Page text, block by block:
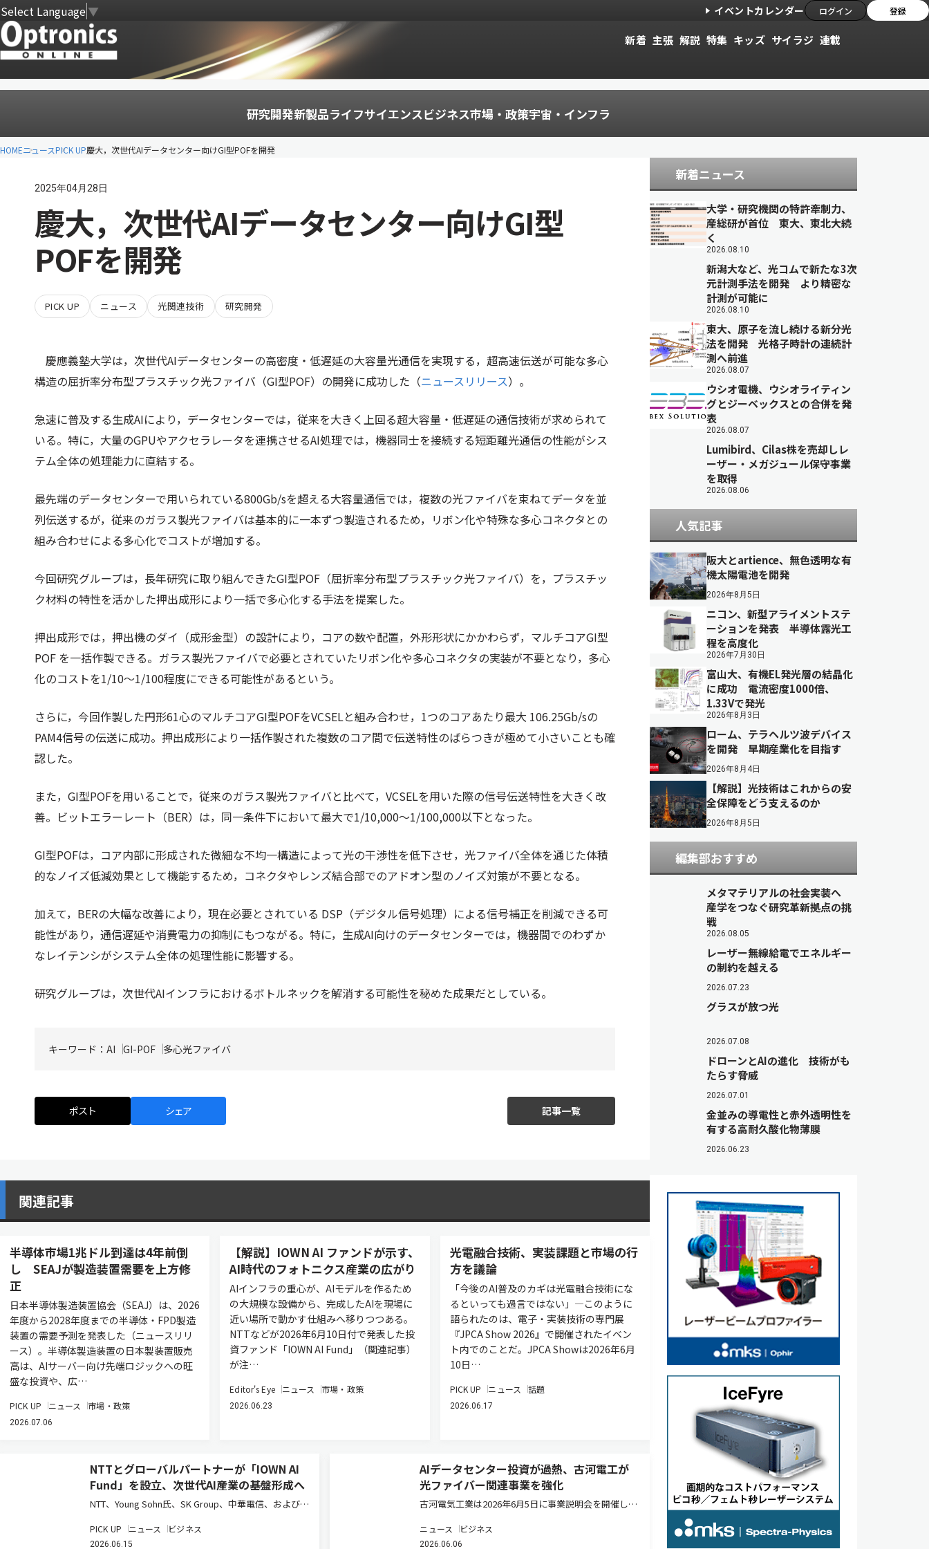
Select Language▼ イベントカレンダー ログイン 登録
新着 主張 解説 特集 キッズ サイラジ 連載
研究開発新製品ライフサイエンスビジネス市場・政策宇宙・インフラ
HOMEニュースPICK UP慶大，次世代AIデータセンター向けGI型POFを開発
2025年04月28日
慶大，次世代AIデータセンター向けGI型
POFを開発
PICK UP ニュース 光関連技術 研究開発
慶應義塾大学は，次世代AIデータセンターの高密度・低遅延の大容量光通信を実現する，超高速伝送が可能な多心
構造の屈折率分布型プラスチック光ファイバ（GI型POF）の開発に成功した（ニュースリリース）。
急速に普及する生成AIにより，データセンターでは，従来を大きく上回る超大容量・低遅延の通信技術が求められて
いる。特に，大量のGPUやアクセラレータを連携させるAI処理では，機器同士を接続する短距離光通信の性能がシス
テム全体の処理能力に直結する。
最先端のデータセンターで用いられている800Gb/sを超える大容量通信では，複数の光ファイバを束ねてデータを並
列伝送するが，従来のガラス製光ファイバは基本的に一本ずつ製造されるため，リボン化や特殊な多心コネクタとの
組み合わせによる多心化でコストが増加する。
今回研究グループは，長年研究に取り組んできたGI型POF（屈折率分布型プラスチック光ファイバ）を，プラスチッ
ク材料の特性を活かした押出成形により一括で多心化する手法を提案した。
押出成形では，押出機のダイ（成形金型）の設計により，コアの数や配置，外形形状にかかわらず，マルチコアGI型
POF を一括作製できる。ガラス製光ファイバで必要とされていたリボン化や多心コネクタの実装が不要となり，多心
化のコストを1/10～1/100程度にできる可能性があるという。
さらに，今回作製した円形61心のマルチコアGI型POFをVCSELと組み合わせ，1つのコアあたり最大 106.25Gb/sの
PAM4信号の伝送に成功。押出成形により一括作製された複数のコア間で伝送特性のばらつきが極めて小さいことも確
認した。
また，GI型POFを用いることで，従来のガラス製光ファイバと比べて，VCSELを用いた際の信号伝送特性を大きく改
善。ビットエラーレート（BER）は，同一条件下において最大で1/10,000～1/100,000以下となった。
GI型POFは，コア内部に形成された微細な不均一構造によって光の干渉性を低下させ，光ファイバ全体を通じた体積
的なノイズ低減効果として機能するため，コネクタやレンズ結合部でのアドオン型のノイズ対策が不要となる。
加えて，BERの大幅な改善により，現在必要とされている DSP（デジタル信号処理）による信号補正を削減できる可
能性があり，通信遅延や消費電力の抑制にもつながる。特に，生成AI向けのデータセンターでは，機器間でのわずか
なレイテンシがシステム全体の処理性能に影響する。
研究グループは，次世代AIインフラにおけるボトルネックを解消する可能性を秘めた成果だとしている。
キーワード： AI GI-POF 多心光ファイバ
ポスト シェア 記事一覧
関連記事
半導体市場1兆ドル到達は4年前倒
し SEAJが製造装置需要を上方修
正
日本半導体製造装置協会（SEAJ）は、2026
年度から2028年度までの半導体・FPD製造
装置の需要予測を発表した（ニュースリリ
ース）。半導体製造装置の日本製装置販売
高は、AIサーバー向け先端ロジックへの旺
盛な投資や、広…
PICK UP ニュース 市場・政策
2026.07.06
【解説】IOWN AI ファンドが示す、
AI時代のフォトニクス産業の広がり
AIインフラの重心が、AIモデルを作るため
の大規模な設備から、完成したAIを現場に
近い場所で動かす仕組みへ移りつつある。
NTTなどが2026年6月10日付で発表した投
資ファンド「IOWN AI Fund」（関連記事）
が注…
Editor's Eye ニュース 市場・政策
2026.06.23
光電融合技術、実装課題と市場の行
方を議論
「今後のAI普及のカギは光電融合技術にな
るといっても過言ではない」―このように
語られたのは、電子・実装技術の専門展
『JPCA Show 2026』で開催されたイベン
ト内でのことだ。JPCA Showは2026年6月
10日…
PICK UP ニュース 話題
2026.06.17
NTTとグローバルパートナーが「IOWN AI
Fund」を設立、次世代AI産業の基盤形成へ
NTT、Young Sohn氏、SK Group、中華電信、および日
てIOWNエコシステムの構築と新たな事業創出を目指
PICK UP ニュース ビジネス
2026.06.15
AIデータセンター投資が過熱、古河電工が
光ファイバー関連事業を強化
古河電気工業は2026年6月5日に事業説明会を開催し、
光ソリューション領域長の浅尾真史氏は、2030年に向
ニュース ビジネス
2026.06.06
新着ニュース
大学・研究機関の特許牽制力、
産総研が首位 東大、東北大続
く
2026.08.10
新潟大など、光コムで新たな3次
元計測手法を開発 より精密な
計測が可能に
2026.08.10
東大、原子を流し続ける新分光
法を開発 光格子時計の連続計
測へ前進
2026.08.07
ウシオ電機、ウシオライティン
グとジーベックスとの合併を発
表
2026.08.07
Lumibird、Cilas株を売却しレ
ーザー・メガジュール保守事業
を取得
2026.08.06
人気記事
阪大とartience、無色透明な有
機太陽電池を開発
2026年8月5日
ニコン、新型アライメントステ
ーションを発表 半導体露光工
程を高度化
2026年7月30日
富山大、有機EL発光層の結晶化
に成功 電流密度1000倍、
1.33Vで発光
2026年8月3日
ローム、テラヘルツ波デバイス
を開発 早期産業化を目指す
2026年8月4日
【解説】光技術はこれからの安
全保障をどう支えるのか
2026年8月5日
編集部おすすめ
メタマテリアルの社会実装へ
産学をつなぐ研究革新拠点の挑
戦
2026.08.05
レーザー無線給電でエネルギー
の制約を越える
2026.07.23
グラスが放つ光
2026.07.08
ドローンとAIの進化 技術がも
たらす脅威
2026.07.01
金並みの導電性と赤外透明性を
有する高耐久酸化物薄膜
2026.06.23